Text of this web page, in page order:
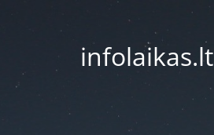
infolaikas.lt